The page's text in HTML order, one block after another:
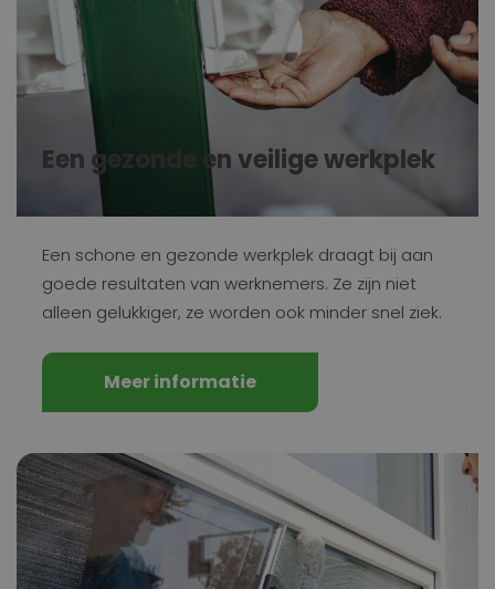
Een gezonde en veilige werkplek
Een schone en gezonde werkplek draagt bij aan
goede resultaten van werknemers. Ze zijn niet
alleen gelukkiger, ze worden ook minder snel ziek.
Meer informatie